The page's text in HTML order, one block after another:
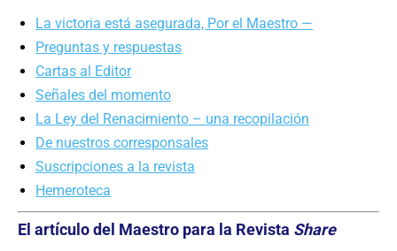
La victoria está asegurada, Por el Maestro —
Preguntas y respuestas
Cartas al Editor
Señales del momento
La Ley del Renacimiento – una recopilación
De nuestros corresponsales
Suscripciones a la revista
Hemeroteca
El artículo del Maestro para la Revista Share